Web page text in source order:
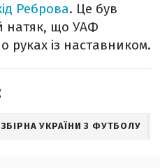
Реброва. Це був
натяк, що УАФ
руках із наставником.
ЗБІРНА УКРАЇНИ З ФУТБОЛУ